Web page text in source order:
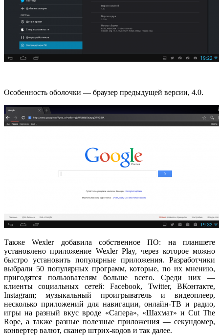
Особенность оболочки — браузер предыдущей версии, 4.0.
Также Wexler добавила собственное ПО: на планшете
установлено приложение Wexler Play, через которое можно
быстро установить популярные приложения. Разработчики
выбрали 50 популярных программ, которые, по их мнению,
пригодятся пользователям больше всего. Среди них —
клиенты социальных сетей: Facebook, Twitter, ВКонтакте,
Instagram; музыкальный проигрыватель и видеоплеер,
несколько приложений для навигации, онлайн-ТВ и радио,
игры на разный вкус вроде «Сапера», «Шахмат» и Cut The
Rope, а также разные полезные приложения — секундомер,
конвертер валют, сканер штрих-кодов и так далее.